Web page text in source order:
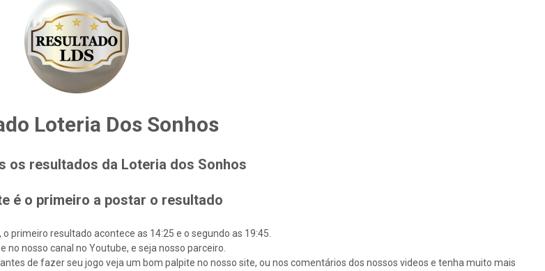
Loteria Dos Sonhos
os resultados da Loteria dos Sonhos
é o primeiro a postar o resultado
primeiro resultado acontece as 14:25 e o segundo as 19:45.
no nosso canal no Youtube, e seja nosso parceiro.
de fazer seu jogo veja um bom palpite no nosso site, ou nos comentários dos nossos videos e tenha muito mais